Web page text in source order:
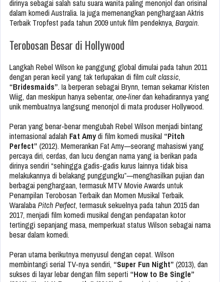
dirinya sebagai salah satu suara wanita paling menonjol dan orisinal
dalam komedi Australia. Ia juga memenangkan penghargaan Aktris
Terbaik Tropfest pada tahun 2009 untuk film pendeknya, Bargain.
Terobosan Besar di Hollywood
Langkah Rebel Wilson ke panggung global dimulai pada tahun 2011
dengan peran kecil yang tak terlupakan di film cult classic,
“Bridesmaids”. Ia berperan sebagai Brynn, teman sekamar Kristen
Wiig, dan meskipun hanya sebentar, one-linerdan kehadirannya yang
unik membuatnya langsung menonjol di mata produser Hollywood.
Peran yang benar-benar mengubah Rebel Wilson menjadi bintang
internasional adalah Fat Amydi film komedi musikal “Pitch
Perfect” (2012). Memerankan Fat Amy—seorang mahasiswi yang
percaya diri, cerdas, dan lucu dengan nama yang ia berikan pada
dirinya sendiri “sehingga gadis-gadis kurus lainnya tidak bisa
melakukannya di belakang punggungku”—menghasilkan pujian dan
berbagai penghargaan, termasuk MTV Movie Awards untuk
Penampilan Terobosan Terbaik dan Momen Musikal Terbaik.
WaralabaPitch Perfect, termasuk sekuelnya pada tahun 2015 dan
2017, menjadi film komedi musikal dengan pendapatan kotor
tertinggi sepanjang masa, memperkuat status Wilson sebagai nama
besar dalam komedi.
Peran utama berikutnya menyusul dengan cepat. Wilson
membintangi serial TV-nya sendiri, “Super Fun Night” (2013), dan
sukses di layar lebar dengan film seperti “How to Be Single”